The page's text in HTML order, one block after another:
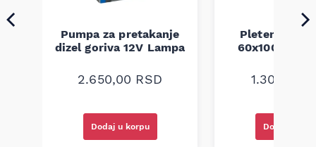
Pumpa za pretakanje
dizel goriva 12V Lampa
2.650,00 RSD
Dodaj u korpu
Pletenica
60x100
1.300,00
Dodaj u